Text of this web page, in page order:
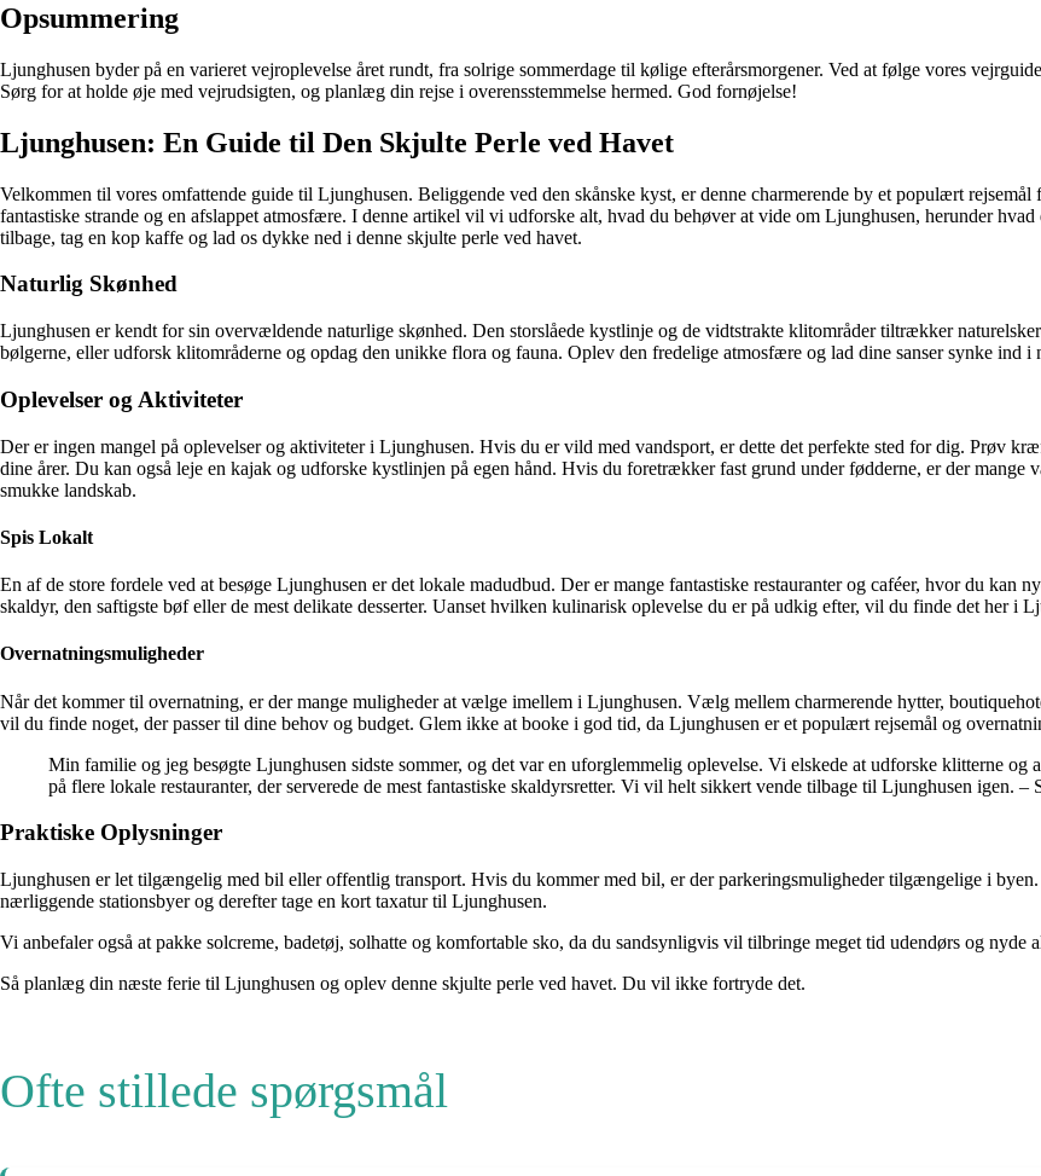
Opsummering
Ljunghusen byder på en varieret vejroplevelse året rundt, fra solrige sommerdage til kølige efterårsmorgener. Ved at følge vores
Sørg for at holde øje med vejrudsigten, og planlæg din rejse i overensstemmelse hermed. God fornøjelse!
Ljunghusen: En Guide til Den Skjulte Perle ved Havet
Velkommen til vores omfattende guide til Ljunghusen. Beliggende ved den skånske kyst, er denne charmerende by et populært
fantastiske strande og en afslappet atmosfære. I denne artikel vil vi udforske alt, hvad du behøver at vide om Ljunghusen, herunder
tilbage, tag en kop kaffe og lad os dykke ned i denne skjulte perle ved havet.
Naturlig Skønhed
Ljunghusen er kendt for sin overvældende naturlige skønhed. Den storslåede kystlinje og de vidtstrakte klitområder tiltrækker
bølgerne, eller udforsk klitområderne og opdag den unikke flora og fauna. Oplev den fredelige atmosfære og lad dine sanser synke ind i
Oplevelser og Aktiviteter
Der er ingen mangel på oplevelser og aktiviteter i Ljunghusen. Hvis du er vild med vandsport, er dette det perfekte sted for dig. Prøv
dine årer. Du kan også leje en kajak og udforske kystlinjen på egen hånd. Hvis du foretrækker fast grund under fødderne, er der mange
smukke landskab.
Spis Lokalt
En af de store fordele ved at besøge Ljunghusen er det lokale madudbud. Der er mange fantastiske restauranter og caféer, hvor du kan
skaldyr, den saftigste bøf eller de mest delikate desserter. Uanset hvilken kulinarisk oplevelse du er på udkig efter, vil du finde det her i
Overnatningsmuligheder
Når det kommer til overnatning, er der mange muligheder at vælge imellem i Ljunghusen. Vælg mellem charmerende hytter,
vil du finde noget, der passer til dine behov og budget. Glem ikke at booke i god tid, da Ljunghusen er et populært rejsemål og
Min familie og jeg besøgte Ljunghusen sidste sommer, og det var en uforglemmelig oplevelse. Vi elskede at udforske klitterne og
på flere lokale restauranter, der serverede de mest fantastiske skaldyrsretter. Vi vil helt sikkert vende tilbage til Ljunghusen igen. –
Praktiske Oplysninger
Ljunghusen er let tilgængelig med bil eller offentlig transport. Hvis du kommer med bil, er der parkeringsmuligheder tilgængelige i
nærliggende stationsbyer og derefter tage en kort taxatur til Ljunghusen.
Vi anbefaler også at pakke solcreme, badetøj, solhatte og komfortable sko, da du sandsynligvis vil tilbringe meget tid udendørs og nyde
Så planlæg din næste ferie til Ljunghusen og oplev denne skjulte perle ved havet. Du vil ikke fortryde det.
Ofte stillede spørgsmål